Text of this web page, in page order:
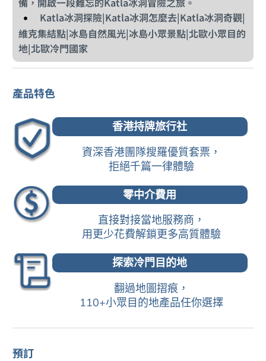
Katla冰洞探險|Katla冰洞怎麼去|Katla冰洞奇觀|
維克集結點|冰島自然風光|冰島小眾景點|北歐小眾目的
地|北歐冷門國家
產品特色
香港持牌旅行社
資深香港團隊搜羅優質套票，
拒絕千篇一律體驗
零中介費用
直接對接當地服務商，
用更少花費解鎖更多高質體驗
探索冷門目的地
翻過地圖摺痕，
110+小眾目的地產品任你選擇
預訂